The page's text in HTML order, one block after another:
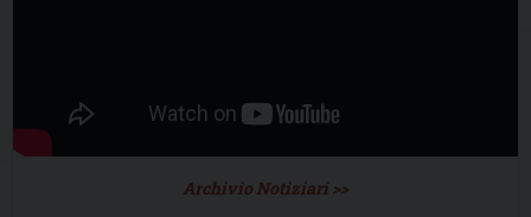
Archivio Notiziari >>